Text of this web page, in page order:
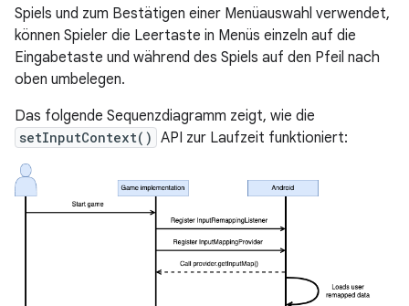
Spiels und zum Bestätigen einer Menüauswahl verwendet,
können Spieler die Leertaste in Menüs einzeln auf die
Eingabetaste und während des Spiels auf den Pfeil nach
oben umbelegen.
Das folgende Sequenzdiagramm zeigt, wie die
setInputContext() API zur Laufzeit funktioniert: